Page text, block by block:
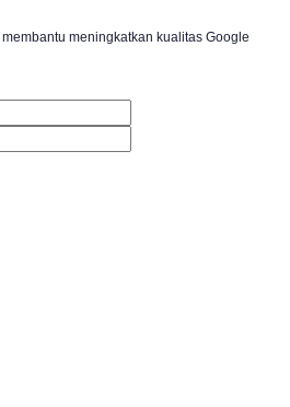
meningkatkan kualitas Google